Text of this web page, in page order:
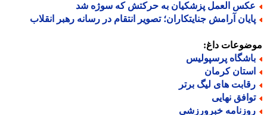
العمل پزشکیان به حرکتش که سوژه شد
آرامش جنایتکاران؛ تصویر انتقام در رسانه رهبر انقلاب
داغ:
پرسپولیس
کرمان
های لیگ برتر
نهایی
خبرورزشی